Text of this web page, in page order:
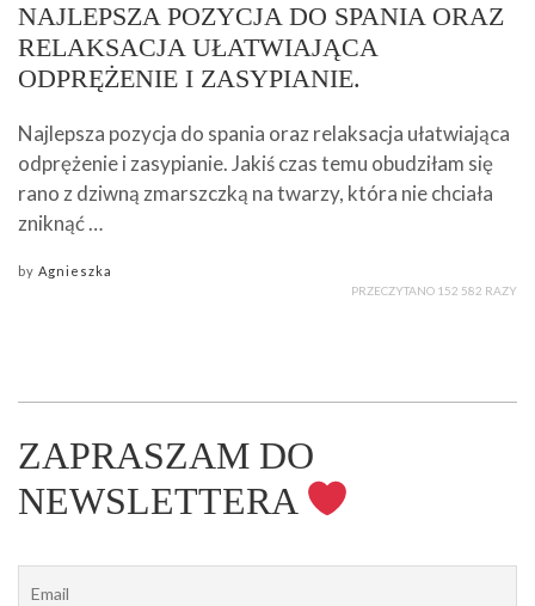
NAJLEPSZA POZYCJA DO SPANIA ORAZ
RELAKSACJA UŁATWIAJĄCA
ODPRĘŻENIE I ZASYPIANIE.
Najlepsza pozycja do spania oraz relaksacja ułatwiająca
odprężenie i zasypianie. Jakiś czas temu obudziłam się
rano z dziwną zmarszczką na twarzy, która nie chciała
zniknąć …
by Agnieszka
PRZECZYTANO 152 582 RAZY
ZAPRASZAM DO
NEWSLETTERA